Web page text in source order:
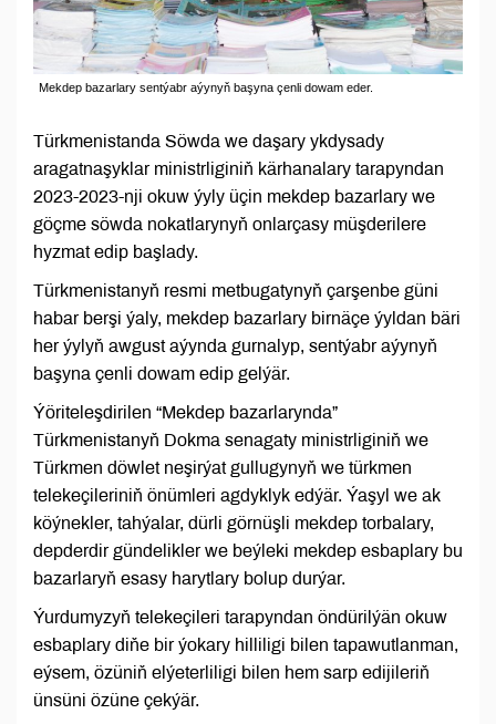
Mekdep bazarlary sentýabr aýynyň başyna çenli dowam eder.
Türkmenistanda Söwda we daşary ykdysady
aragatnaşyklar ministrliginiň kärhanalary tarapyndan
2023-2023-nji okuw ýyly üçin mekdep bazarlary we
göçme söwda nokatlarynyň onlarçasy müşderilere
hyzmat edip başlady.
Türkmenistanyň resmi metbugatynyň çarşenbe güni
habar berşi ýaly, mekdep bazarlary birnäçe ýyldan bäri
her ýylyň awgust aýynda gurnalyp, sentýabr aýynyň
başyna çenli dowam edip gelýär.
Ýöriteleşdirilen “Mekdep bazarlarynda”
Türkmenistanyň Dokma senagaty ministrliginiň we
Türkmen döwlet neşirýat gullugynyň we türkmen
telekeçileriniň önümleri agdyklyk edýär. Ýaşyl we ak
köýnekler, tahýalar, dürli görnüşli mekdep torbalary,
depderdir gündelikler we beýleki mekdep esbaplary bu
bazarlaryň esasy harytlary bolup durýar.
Ýurdumyzyň telekeçileri tarapyndan öndürilýän okuw
esbaplary diňe bir ýokary hilliligi bilen tapawutlanman,
eýsem, özüniň elýeterliligi bilen hem sarp edijileriň
ünsüni özüne çekýär.